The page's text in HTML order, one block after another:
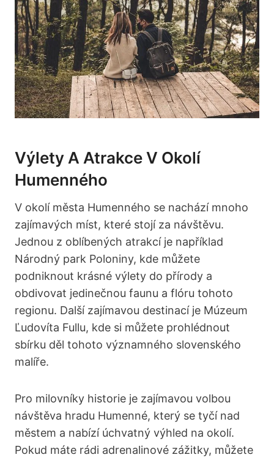
Výlety A Atrakce V Okolí
Humenného
V okolí města Humenného se nachází mnoho⁣
zajímavých míst, které stojí⁢ za návštěvu.
Jednou z ⁣oblíbených atrakcí je například
Národný ⁣park Poloniny, kde můžete
podniknout krásné výlety do přírody a
obdivovat jedinečnou faunu a⁢ flóru tohoto
regionu. Další zajímavou destinací je Múzeum
Ľudovíta Fullu, kde si můžete prohlédnout
sbírku děl tohoto významného slovenského
malíře.
Pro milovníky historie je zajímavou​ volbou
návštěva hradu Humenné, ​který se tyčí nad
městem a ⁣nabízí úchvatný výhled na okolí.
Pokud máte rádi adrenalinové zážitky,⁢ můžete